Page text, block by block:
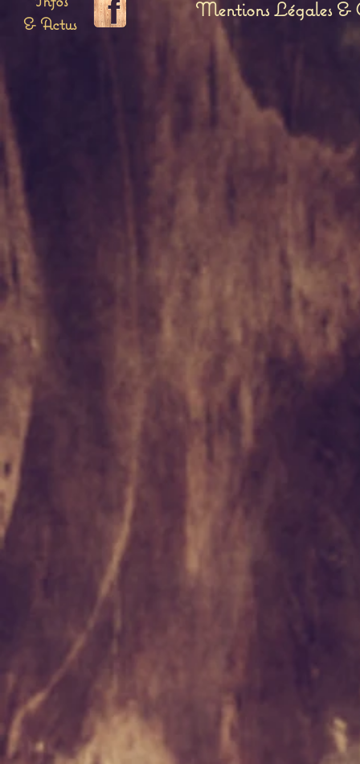
& Actus
Mentions Légales &